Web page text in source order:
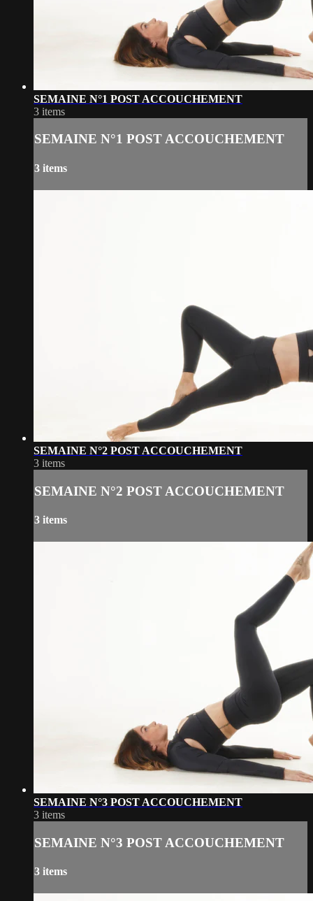
SEMAINE N°1 POST ACCOUCHEMENT
3 items
SEMAINE N°1 POST ACCOUCHEMENT
3 items
SEMAINE N°2 POST ACCOUCHEMENT
3 items
SEMAINE N°2 POST ACCOUCHEMENT
3 items
SEMAINE N°3 POST ACCOUCHEMENT
3 items
SEMAINE N°3 POST ACCOUCHEMENT
3 items